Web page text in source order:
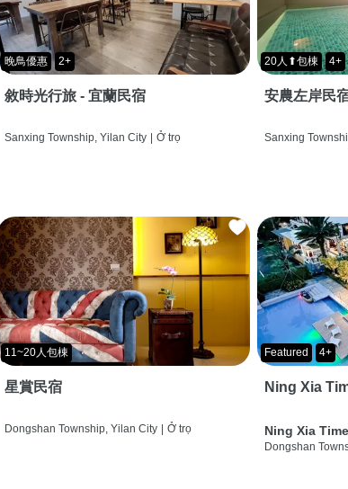
晚鳥優惠 2+
敘時光行旅 - 宜蘭民宿
Sanxing Township, Yilan City | Ở trọ
20人⬆包棟 4+
安農左岸民
Sanxing
11~20人包棟
星賞民宿
Dongshan Township, Yilan City | Ở trọ
Featured 4+
Ning Xia
Ning Xia
Dongshan